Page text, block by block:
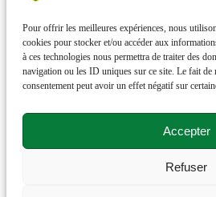
Pour offrir les meilleures expériences, nous
cookies pour stocker et/ou accéder aux
à ces technologies nous permettra de traiter des
navigation ou les ID uniques sur ce site. Le fait de
consentement peut avoir un effet négatif sur
Accepter
Refuser
nouvelles de votre commune.